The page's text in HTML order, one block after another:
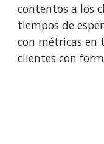
contentos a los
tiempos de
con métricas en
clientes con